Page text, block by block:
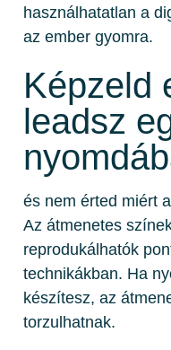
használhatatlan a
az ember gyomra.
Képzeld
leadsz
és nem érted miért
Az átmenetes
reprodukálhatók
technikákban. Ha
készítesz, az
torzulhatnak.